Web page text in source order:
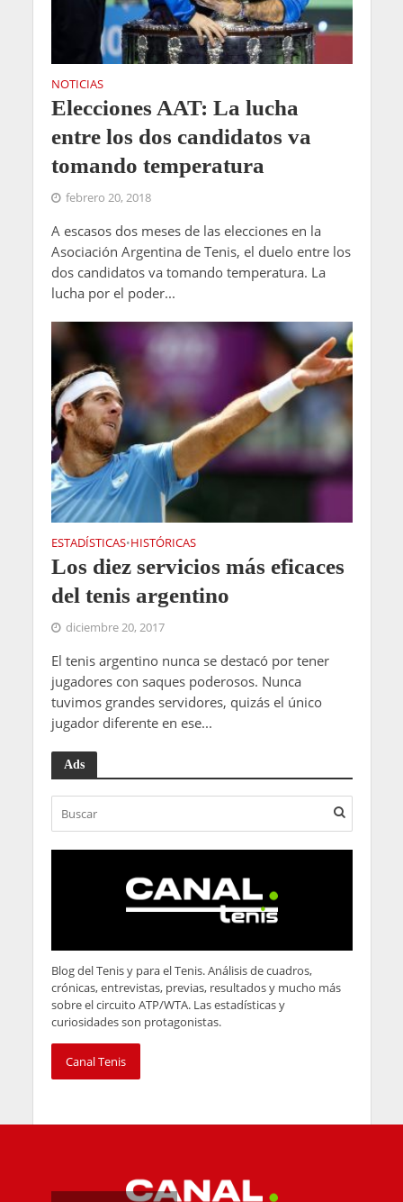
NOTICIAS
Elecciones AAT: La lucha
entre los dos candidatos va
tomando temperatura
febrero 20, 2018
A escasos dos meses de las elecciones en la
Asociación Argentina de Tenis, el duelo entre los
dos candidatos va tomando temperatura. La
lucha por el poder...
ESTADÍSTICAS•HISTÓRICAS
Los diez servicios más eficaces
del tenis argentino
diciembre 20, 2017
El tenis argentino nunca se destacó por tener
jugadores con saques poderosos. Nunca
tuvimos grandes servidores, quizás el único
jugador diferente en ese...
Ads
Blog del Tenis y para el Tenis. Análisis de cuadros,
crónicas, entrevistas, previas, resultados y mucho más
sobre el circuito ATP/WTA. Las estadísticas y
curiosidades son protagonistas.
Canal Tenis